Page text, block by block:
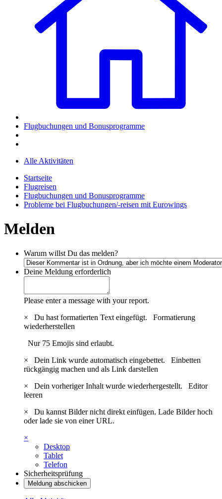
Flugbuchungen und Bonusprogramme
Alle Aktivitäten
Startseite
Flugreisen
Flugbuchungen und Bonusprogramme
Probleme bei Flugbuchungen/-reisen mit Eurowings
Melden
Warum willst Du das melden?
Deine Meldung erforderlich
Please enter a message with your report.
×
Du hast formatierten Text eingefügt. Formatierung
wiederherstellen
Nur 75 Emojis sind erlaubt.
×
Dein Link wurde automatisch eingebettet. Einbetten
rückgängig machen und als Link darstellen
×
Dein vorheriger Inhalt wurde wiederhergestellt. Editor
leeren
×
Du kannst Bilder nicht direkt einfügen. Lade Bilder hoch
oder lade sie von einer URL.
×
Desktop
Tablet
Telefon
Sicherheitsprüfung
Meldung abschicken